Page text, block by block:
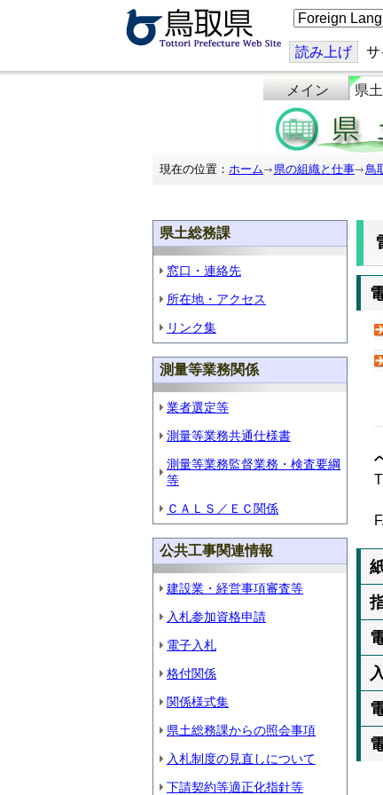
こ
の
ジ
を
翻
訳
す
る
読み上げ サ
メイン 県
現在の位置： ホーム 県の組織と仕事 鳥
県土総務課
窓口・連絡先
所在地・アクセス
リンク集
測量等業務関係
業者選定等
測量等業務共通仕様書
測量等業務監督業務・検査要綱
等
ＣＡＬＳ／ＥＣ関係
公共工事関連情報
建設業・経営事項審査等
入札参加資格申請
電子入札
格付関係
関係様式集
県土総務課からの照会事項
入札制度の見直しについて
下請契約等適正化指針等